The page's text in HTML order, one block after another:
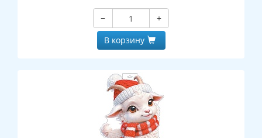
−
+
В корзину